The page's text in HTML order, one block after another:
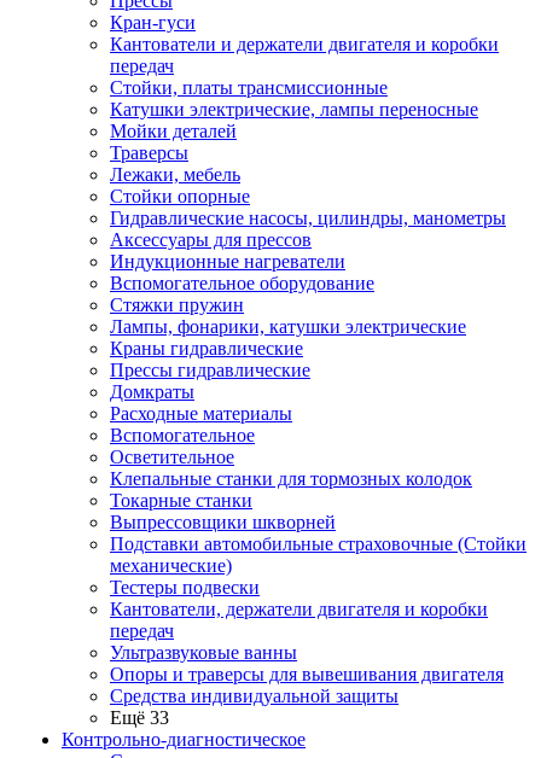
Кран-гуси
Кантователи и держатели двигателя и коробки
передач
Стойки, платы трансмиссионные
Катушки электрические, лампы переносные
Мойки деталей
Траверсы
Лежаки, мебель
Стойки опорные
Гидравлические насосы, цилиндры, манометры
Аксессуары для прессов
Индукционные нагреватели
Вспомогательное оборудование
Стяжки пружин
Лампы, фонарики, катушки электрические
Краны гидравлические
Прессы гидравлические
Домкраты
Расходные материалы
Вспомогательное
Осветительное
Клепальные станки для тормозных колодок
Токарные станки
Выпрессовщики шкворней
Подставки автомобильные страховочные (Стойки
механические)
Тестеры подвески
Кантователи, держатели двигателя и коробки
передач
Ультразвуковые ванны
Опоры и траверсы для вывешивания двигателя
Средства индивидуальной защиты
Ещё 33
Контрольно-диагностическое